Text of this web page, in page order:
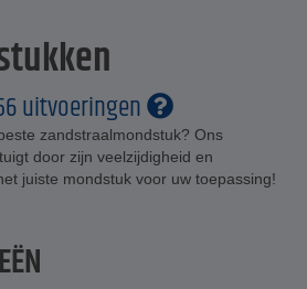
uitvoeringen
zandstraalmondstuk? Ons
door zijn veelzijdigheid en
juiste mondstuk voor uw toepassing!